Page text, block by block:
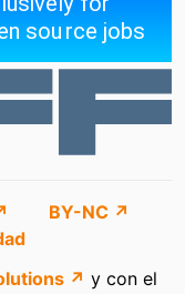
BY-NC ↗
↗ y con el